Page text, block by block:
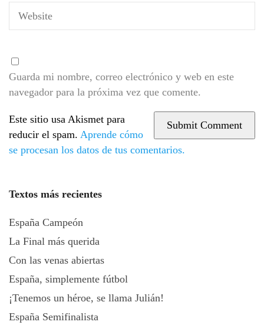
Guarda mi nombre, correo electrónico y web en este
navegador para la próxima vez que comente.
Este sitio usa Akismet para
reducir el spam. Aprende cómo
se procesan los datos de tus comentarios.
Textos más recientes
España Campeón
La Final más querida
Con las venas abiertas
España, simplemente fútbol
¡Tenemos un héroe, se llama Julián!
España Semifinalista